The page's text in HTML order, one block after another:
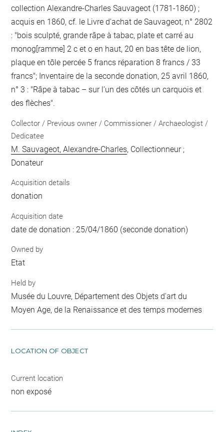
collection Alexandre-Charles Sauvageot (1781-1860) ;
acquis en 1860, cf. le Livre d'achat de Sauvageot, n° 2802
: "bois sculpté, grande râpe à tabac, plate et carré au
monog[ramme] 2 c et o en haut, 20 en bas tête de lion,
plaque en tôle percée 5 francs réparation 8 francs / 33
francs"; Inventaire de la seconde donation, 25 avril 1860,
n° 3 : "Râpe à tabac – sur l’un des côtés un carquois et
des flèches".
Collector / Previous owner / Commissioner / Archaeologist /
Dedicatee
M. Sauvageot, Alexandre-Charles, Collectionneur ;
Donateur
Acquisition details
donation
Acquisition date
date de donation : 25/04/1860 (seconde donation)
Owned by
Etat
Held by
Musée du Louvre, Département des Objets d'art du
Moyen Age, de la Renaissance et des temps modernes
LOCATION OF OBJECT
Current location
non exposé